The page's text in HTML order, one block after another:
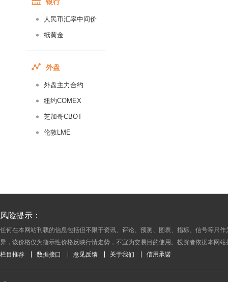
人民币汇率中间价
纸黄金
外盘
外盘主力合约
纽约COMEX
芝加哥CBOT
伦敦LME
2014-12-16
2014-12-11
2014-12-10
风险提示：
任何在本网站刊载的信息包括但不限于资讯、评论、预测、图表、指标、信号等只
异，该价格仅为指示性价格反映行情走势，不宜为交易目的使用。投资者依据本网
栏目推荐 数据接口 意见反馈 关于我们 信用承诺